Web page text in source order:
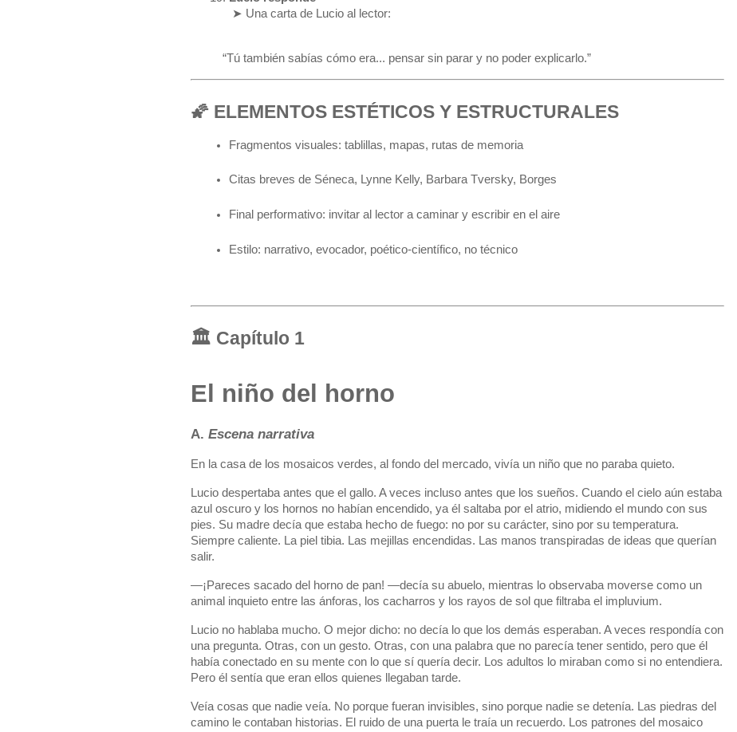
➤ Una carta de Lucio al lector:
“Tú también sabías cómo era... pensar sin parar y no poder explicarlo.”
🌠 ELEMENTOS ESTÉTICOS Y ESTRUCTURALES
Fragmentos visuales: tablillas, mapas, rutas de memoria
Citas breves de Séneca, Lynne Kelly, Barbara Tversky, Borges
Final performativo: invitar al lector a caminar y escribir en el aire
Estilo: narrativo, evocador, poético-científico, no técnico
🏛 Capítulo 1
El niño del horno
A. Escena narrativa
En la casa de los mosaicos verdes, al fondo del mercado, vivía un niño que no paraba quieto.
Lucio despertaba antes que el gallo. A veces incluso antes que los sueños. Cuando el cielo aún estaba
azul oscuro y los hornos no habían encendido, ya él saltaba por el atrio, midiendo el mundo con sus
pies. Su madre decía que estaba hecho de fuego: no por su carácter, sino por su temperatura.
Siempre caliente. La piel tibia. Las mejillas encendidas. Las manos transpiradas de ideas que querían
salir.
—¡Pareces sacado del horno de pan! —decía su abuelo, mientras lo observaba moverse como un
animal inquieto entre las ánforas, los cacharros y los rayos de sol que filtraba el impluvium.
Lucio no hablaba mucho. O mejor dicho: no decía lo que los demás esperaban. A veces respondía con
una pregunta. Otras, con un gesto. Otras, con una palabra que no parecía tener sentido, pero que él
había conectado en su mente con lo que sí quería decir. Los adultos lo miraban como si no entendiera.
Pero él sentía que eran ellos quienes llegaban tarde.
Veía cosas que nadie veía. No porque fueran invisibles, sino porque nadie se detenía. Las piedras del
camino le contaban historias. El ruido de una puerta le traía un recuerdo. Los patrones del mosaico